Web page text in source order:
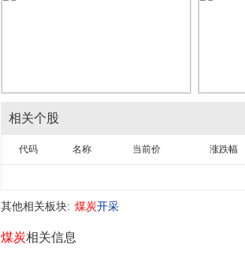
相关个股
代码 名称 当前价 涨跌幅
其他相关板块: 煤炭开采
煤炭相关信息